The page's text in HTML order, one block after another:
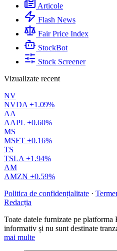
Articole
Flash News
Fair Price Index
StockBot
Stock Screener
Vizualizate recent
NV
NVDA +1.09%
AA
AAPL +0.60%
MS
MSFT +0.16%
TS
TSLA +1.94%
AM
AMZN +0.59%
Politica de confidențialitate ·
Redacția
Toate datele furnizate pe
informativ și nu sunt destinate
mai multe